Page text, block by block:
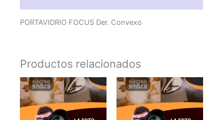
PORTAVIDRIO FOCUS Der. Convexo
Productos relacionados